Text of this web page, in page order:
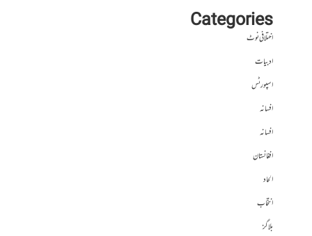
Categories
اختلافی نوٹ
ادبیات
اسپورٹس
افسانہ
افسانہ
افغانستان
الحاد
انتخاب
بلاگز